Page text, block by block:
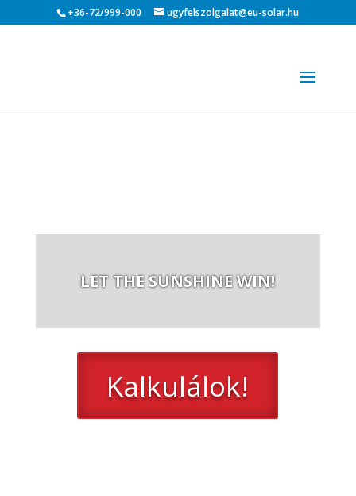
+36-72/999-000 ugyfelszolgalat@eu-solar.hu
LET THE SUNSHINE WIN!
Kalkulálok!